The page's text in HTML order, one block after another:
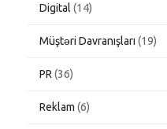
Digital (14)
Müştəri Davranışları (19)
PR (36)
Reklam (6)